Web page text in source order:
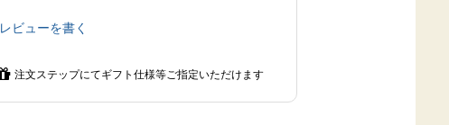
レビューを書く
注文ステップにてギフト仕様等ご指定いただけます